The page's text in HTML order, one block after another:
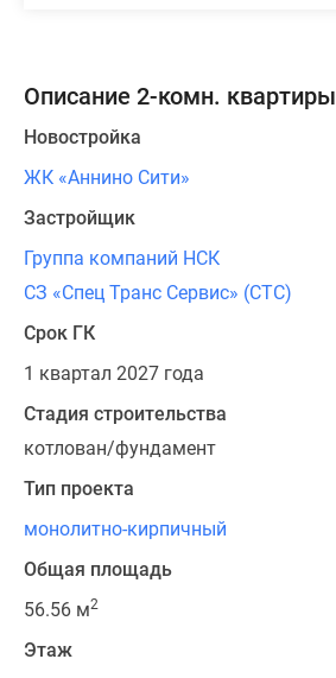
Описание 2-комн. квартиры
Новостройка
ЖК «Аннино Сити»
Застройщик
Группа компаний НСК
СЗ «Спец Транс Сервис» (СТС)
Срок ГК
1 квартал 2027 года
Стадия строительства
котлован/фундамент
Тип проекта
монолитно-кирпичный
Общая площадь
56.56 м2
Этаж